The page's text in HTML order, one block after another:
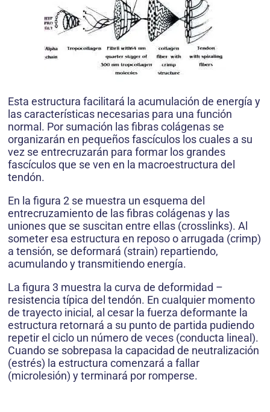
Esta estructura facilitará la acumulación de energía y
las características necesarias para una función
normal. Por sumación las fibras colágenas se
organizarán en pequeños fascículos los cuales a su
vez se entrecruzarán para formar los grandes
fascículos que se ven en la macroestructura del
tendón.
En la figura 2 se muestra un esquema del
entrecruzamiento de las fibras colágenas y las
uniones que se suscitan entre ellas (crosslinks). Al
someter esa estructura en reposo o arrugada (crimp)
a tensión, se deformará (strain) repartiendo,
acumulando y transmitiendo energía.
La figura 3 muestra la curva de deformidad –
resistencia típica del tendón. En cualquier momento
de trayecto inicial, al cesar la fuerza deformante la
estructura retornará a su punto de partida pudiendo
repetir el ciclo un número de veces (conducta lineal).
Cuando se sobrepasa la capacidad de neutralización
(estrés) la estructura comenzará a fallar
(microlesión) y terminará por romperse.